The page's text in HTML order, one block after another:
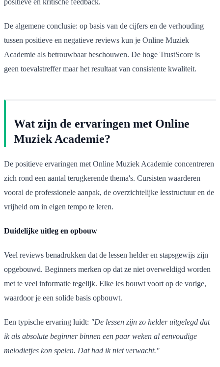
De algemene conclusie: op basis van de cijfers en de verhouding
tussen positieve en negatieve reviews kun je Online Muziek
Academie als betrouwbaar beschouwen. De hoge TrustScore is
geen toevalstreffer maar het resultaat van consistente kwaliteit.
Wat zijn de ervaringen met Online
Muziek Academie?
De positieve ervaringen met Online Muziek Academie concentreren
zich rond een aantal terugkerende thema's. Cursisten waarderen
vooral de professionele aanpak, de overzichtelijke lesstructuur en de
vrijheid om in eigen tempo te leren.
Duidelijke uitleg en opbouw
Veel reviews benadrukken dat de lessen helder en stapsgewijs zijn
opgebouwd. Beginners merken op dat ze niet overweldigd worden
met te veel informatie tegelijk. Elke les bouwt voort op de vorige,
waardoor je een solide basis opbouwt.
Een typische ervaring luidt: "De lessen zijn zo helder uitgelegd dat
ik als absolute beginner binnen een paar weken al eenvoudige
melodietjes kon spelen. Dat had ik niet verwacht."